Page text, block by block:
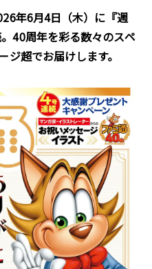
年6月4日（木）に『週
40周年を彩る数々のスペ
超でお届けします。